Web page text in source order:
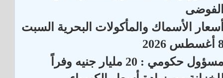
الأسماك والمأكولات البحرية السبت
2026
مسؤول حكومي : 20 مليار جنيه وفراً